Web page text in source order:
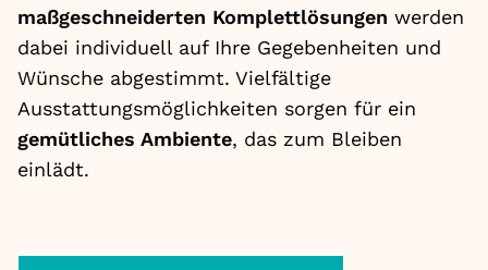
maßgeschneiderten Komplettlösungen werden
dabei individuell auf Ihre Gegebenheiten und
Wünsche abgestimmt. Vielfältige
Ausstattungsmöglichkeiten sorgen für ein
gemütliches Ambiente, das zum Bleiben
einlädt.